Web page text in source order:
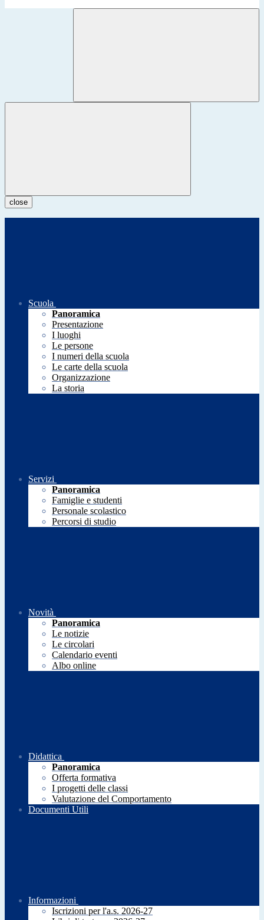
close
Scuola
Panoramica
Presentazione
I luoghi
Le persone
I numeri della scuola
Le carte della scuola
Organizzazione
La storia
Servizi
Panoramica
Famiglie e studenti
Personale scolastico
Percorsi di studio
Novità
Panoramica
Le notizie
Le circolari
Calendario eventi
Albo online
Didattica
Panoramica
Offerta formativa
I progetti delle classi
Valutazione del Comportamento
Documenti Utili
Informazioni
Iscrizioni per l'a.s. 2026-27